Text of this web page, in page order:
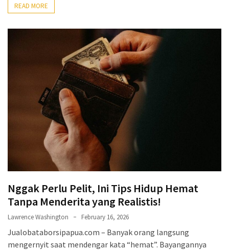
READ MORE
Nggak Perlu Pelit, Ini Tips Hidup Hemat
Tanpa Menderita yang Realistis!
Lawrence Washington February 16, 2026
Jualobataborsipapua.com – Banyak orang langsung
mengernyit saat mendengar kata “hemat”. Bayangannya